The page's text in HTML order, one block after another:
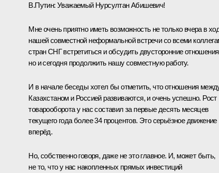
В.Путин: Уважаемый Нурсултан Абишевич!
Мне очень приятно иметь возможность не только вчера в
нашей совместной неформальной встречи со всеми
стран СНГ встретиться и обсудить двусторонние
но и сегодня продолжить нашу совместную работу.
И в начале беседы хотел бы отметить, что отношения
Казахстаном и Россией развиваются, и очень успешно. Рост
товарооборота у нас составил за первые десять месяцев
текущего года более 34 процентов. Это серьёзное движение
вперёд.
Но, собственно говоря, даже не это главное. И, может быть,
не то, что у нас накопленных прямых инвестиций